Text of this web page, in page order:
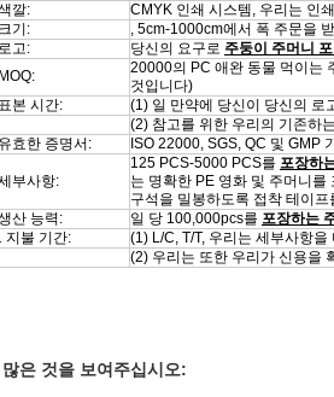
깔:
CMYK 인쇄 시스템, 우리는 인
크기:
, 5cm-1000cm에서 폭 주문을
로고: 당신의 요구로 주둥이 주머니
MOQ:
20000의 PC 애완 동물 먹이는
것입니다)
표본 시간:
(1) 일 만약에 당신이 당신의 로
(2) 참고를 위한 우리의 기존하
유효한 증명서: ISO 22000, SGS, QC 및 GMP
부사항:
125 PCS-5000 PCS를 포장하
는 명확한 PE 영화 및 주머니를
구석을 밀봉하도록 접착 테이
산 능력: 일 당 100,000pcs를 포장하는
지불 기간:
(1) L/C, T/T, 우리는 세부사항
(2) 우리는 또한 우리가 신용을
많은 것을 보여주십시오: